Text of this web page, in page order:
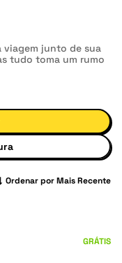
viagem junto de sua
tudo toma um rumo
Ordenar por Mais Recente
GRÁTIS